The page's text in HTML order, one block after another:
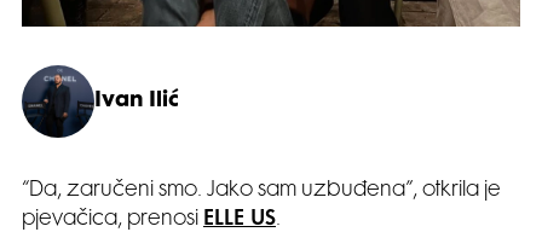
Ivan Ilić
“Da, zaručeni smo. Jako sam uzbuđena”, otkrila je
pjevačica, prenosi
ELLE US.